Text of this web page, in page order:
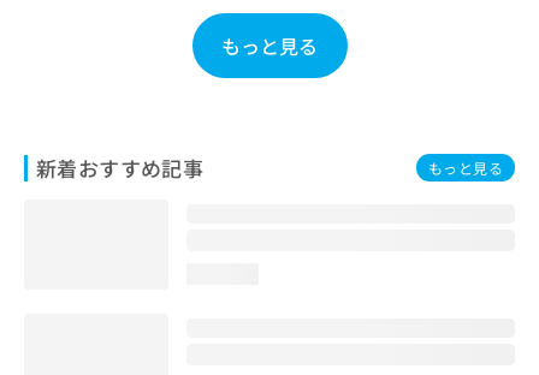
もっと見る
新着おすすめ記事 もっと見る
は
こ